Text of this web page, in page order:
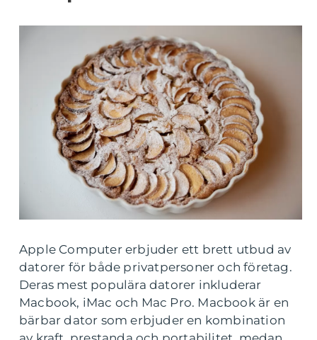
Apple Computer erbjuder ett brett utbud av
datorer för både privatpersoner och företag.
Deras mest populära datorer inkluderar
Macbook, iMac och Mac Pro. Macbook är en
bärbar dator som erbjuder en kombination